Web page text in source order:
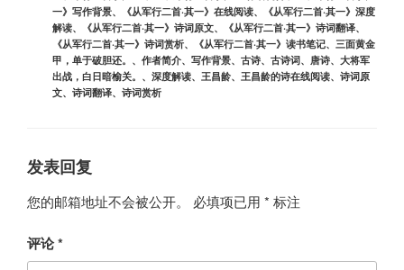
签
一》写作背景、 《从军行二首·其一》在线阅读、
《从军行二首·其一》深度
解读、 《从军行二首·其一》诗词原文、 《从军行二首·其一》诗词翻译、
《从军行二首·其一》诗词赏析、 《从军行二首·其一》读书笔记、 三面黄金
甲，单于破胆还。 、 作者简介、 写作背景、 古诗、 古诗词、 唐诗、 大将军
出战，白日暗榆关。 、 深度解读、 王昌龄、 王昌龄的诗在线阅读、 诗词原
文、 诗词翻译、 诗词赏析
发表回复
您的邮箱地址不会被公开。 必填项已用 * 标注
评论*